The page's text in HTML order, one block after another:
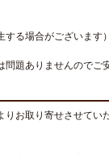
る場合がございます）
題ありませんのでご
お取り寄せさせてい